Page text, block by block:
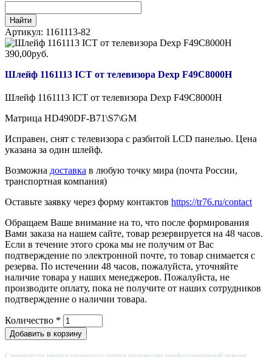
Артикул: 1161113-82
390,00руб.
Шлейф 1161113 ICT от телевизора Dexp F49C8000H
Шлейф 1161113 ICT от телевизора Dexp F49C8000H
Матрица HD490DF-B71\S7\GM
Исправен, снят с телевизора с разбитой LCD панелью. Цена
указана за один шлейф.
Возможна доставка в любую точку мира (почта России,
транспортная компания)
Оставьте заявку через форму контактов https://tr76.ru/contact
Обращаем Ваше внимание на то, что после формирования
Вами заказа на нашем сайте, товар резервируется на 48 часов.
Если в течение этого срока мы не получим от Вас
подтверждение по электронной почте, то товар снимается с
резерва. По истечении 48 часов, пожалуйста, уточняйте
наличие товара у наших менеджеров. Пожалуйста, не
производите оплату, пока не получите от наших сотрудников
подтверждение о наличии товара.
Количество *